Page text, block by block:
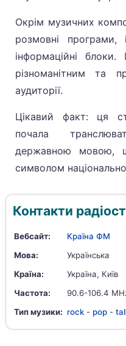
Окрім музичних
розмовні програми,
інформаційні
різноманітним та
аудиторії.
Цікавий факт: ця
почала
державною мовою,
символом
Контакти
Вебсайт:
Країна ФМ
Мова:
Українська
Країна:
Україна, Київ
Частота:
90.6-106.4
Тип музики: rock - pop -